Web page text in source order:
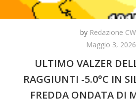
by Redazione
Maggio 3, 2026
ULTIMO VALZER
RAGGIUNTI -5.0°C IN
FREDDA ONDATA DI